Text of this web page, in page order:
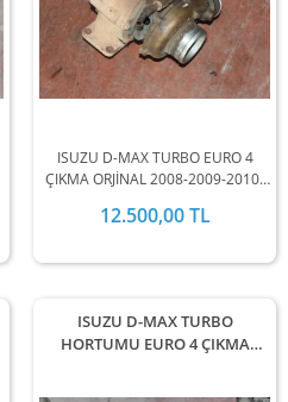
ISUZU D-MAX TURBO EURO 4
ÇIKMA ORJİNAL 2008-2009-2010-
STOKLARIMIZDA MEVCUTTUR.
12.500,00 TL
ISUZU D-MAX TURBO
HORTUMU EURO 4 ÇIKMA